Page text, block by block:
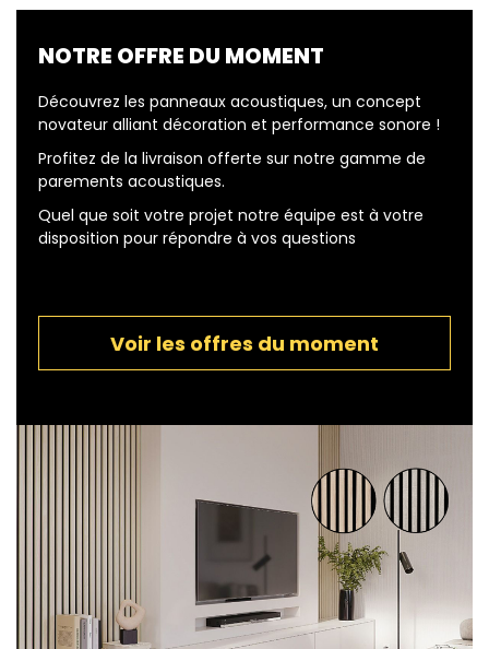
NOTRE OFFRE DU MOMENT
Découvrez les panneaux acoustiques, un concept
novateur alliant décoration et performance sonore !
Profitez de la livraison offerte sur notre gamme de
parements acoustiques.
Quel que soit votre projet notre équipe est à votre
disposition pour répondre à vos questions
Voir les offres du moment